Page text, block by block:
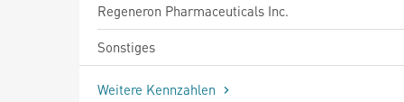
Regeneron Pharmaceuticals Inc.
Sonstiges
Weitere Kennzahlen